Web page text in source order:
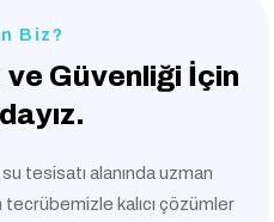
Biz?
ve Güvenliği İçin
tesisatı alanında uzman
tecrübemizle kalıcı çözümler